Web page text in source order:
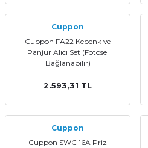
Cuppon
Cuppon FA22 Kepenk ve
Panjur Alıcı Set (Fotosel
Bağlanabilir)
2.593,31 TL
Cuppon
Cuppon SWC 16A Priz